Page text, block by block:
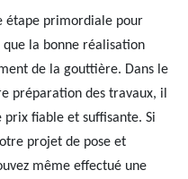
étape primordiale pour
la bonne réalisation
de la gouttière. Dans le
préparation des travaux, il
prix fiable et suffisante. Si
projet de pose et
même effectué une